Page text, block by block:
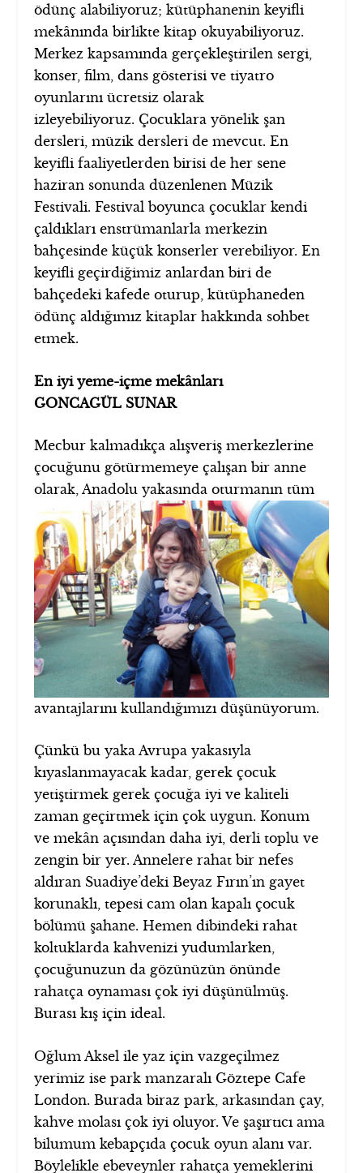
ödünç alabiliyoruz; kütüphanenin keyifli
mekânında birlikte kitap okuyabiliyoruz.
Merkez kapsamında gerçekleştirilen sergi,
konser, film, dans gösterisi ve tiyatro
oyunlarını ücretsiz olarak
izleyebiliyoruz. Çocuklara yönelik şan
dersleri, müzik dersleri de mevcut. En
keyifli faaliyetlerden birisi de her sene
haziran sonunda düzenlenen Müzik
Festivali. Festival boyunca çocuklar kendi
çaldıkları enstrümanlarla merkezin
bahçesinde küçük konserler verebiliyor. En
keyifli geçirdiğimiz anlardan biri de
bahçedeki kafede oturup, kütüphaneden
ödünç aldığımız kitaplar hakkında sohbet
etmek.
En iyi yeme-içme mekânları
GONCAGÜL SUNAR
Mecbur kalmadıkça alışveriş merkezlerine
çocuğunu götürmemeye çalışan bir anne
olarak, Anadolu yakasında oturmanın tüm
avantajlarını kullandığımızı düşünüyorum.
Çünkü bu yaka Avrupa yakasıyla
kıyaslanmayacak kadar, gerek çocuk
yetiştirmek gerek çocuğa iyi ve kaliteli
zaman geçirtmek için çok uygun. Konum
ve mekân açısından daha iyi, derli toplu ve
zengin bir yer. Annelere rahat bir nefes
aldıran Suadiye’deki Beyaz Fırın’ın gayet
korunaklı, tepesi cam olan kapalı çocuk
bölümü şahane. Hemen dibindeki rahat
koltuklarda kahvenizi yudumlarken,
çocuğunuzun da gözünüzün önünde
rahatça oynaması çok iyi düşünülmüş.
Burası kış için ideal.
Oğlum Aksel ile yaz için vazgeçilmez
yerimiz ise park manzaralı Göztepe Cafe
London. Burada biraz park, arkasından çay,
kahve molası çok iyi oluyor. Ve şaşırtıcı ama
bilumum kebapçıda çocuk oyun alanı var.
Böylelikle ebeveynler rahatça yemeklerini